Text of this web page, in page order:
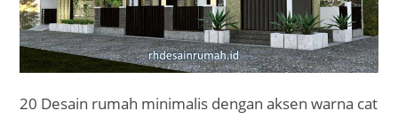
20 Desain rumah minimalis dengan aksen warna cat